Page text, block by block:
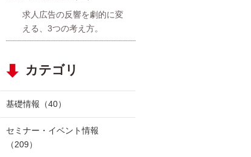
求人広告の反響を劇的に変
える、3つの考え方。
カテゴリ
基礎情報 （40）
セミナー・イベント情報
（209）